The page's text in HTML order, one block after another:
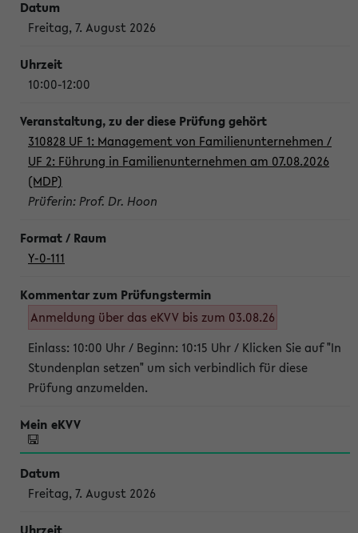
Freitag, 7. August 2026
10:00-12:00
310828 UF 1: Management von Familienunternehmen /
UF 2: Führung in Familienunternehmen am 07.08.2026
(MDP)
Prüferin: Prof. Dr. Hoon
Y-0-111
Anmeldung über das eKVV bis zum 03.08.26
Einlass: 10:00 Uhr / Beginn: 10:15 Uhr / Klicken Sie auf "In
Stundenplan setzen" um sich verbindlich für diese
Prüfung anzumelden.
Freitag, 7. August 2026